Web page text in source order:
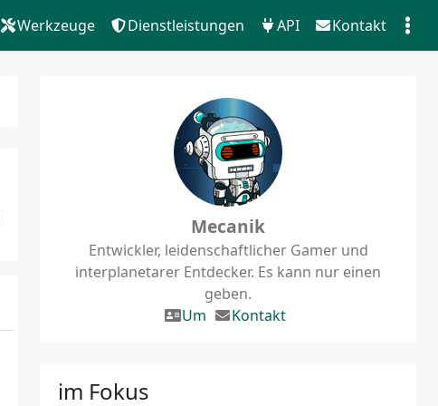
Werkzeuge Dienstleistungen API Kontakt
Mecanik
Entwickler, leidenschaftlicher Gamer und
interplanetarer Entdecker. Es kann nur einen
geben.
Um
Kontakt
im Fokus